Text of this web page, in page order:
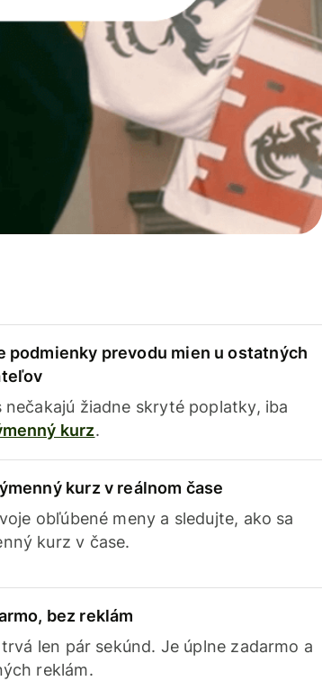
podmienky prevodu mien u ostatných
nečakajú žiadne skryté poplatky, iba
kurz.
kurz v reálnom čase
obľúbené meny a sledujte, ako sa
kurz v čase.
bez reklám
len pár sekúnd. Je úplne zadarmo a
reklám.